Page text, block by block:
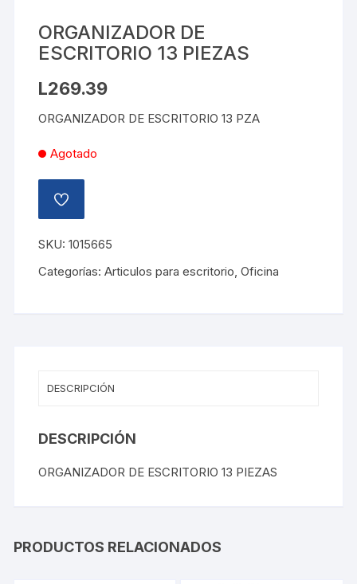
ORGANIZADOR DE
ESCRITORIO 13 PIEZAS
L269.39
ORGANIZADOR DE ESCRITORIO 13 PZA
Agotado
AÑADIR
A
LISTA
DE
DESEOS
SKU:1015665
Categorías:Articulos para escritorio,Oficina
DESCRIPCIÓN
DESCRIPCIÓN
ORGANIZADOR DE ESCRITORIO 13 PIEZAS
PRODUCTOS RELACIONADOS